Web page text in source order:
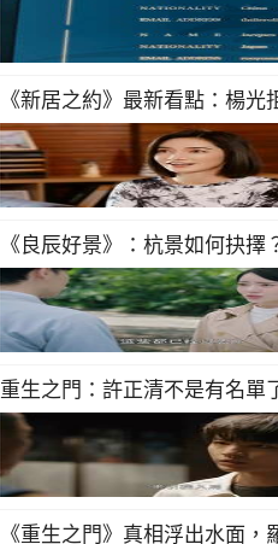
《新居之約》最新看點：楊
《良辰好景》：杭景如何抉
重生之門：許正清不是有名單
《重生之門》真相浮出水面